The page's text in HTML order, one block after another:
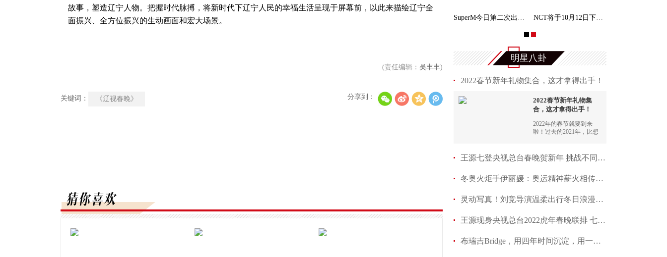
故事，塑造辽宁人物。把握时代脉搏，将新时代下辽宁人民的幸福生活呈现于屏幕前，以此来描绘辽宁全
面振兴、全方位振兴的生动画面和宏大场景。
(责任编辑： 吴丰丰)
关键词： 《辽视春晚》 分享到：
NCT 127日本迷你专辑《LOVEHOLIC》荣登Oricon专 SuperM今日第二次出演美国《The Ellen Show》引
明星八卦
2022春节新年礼物集合，这才拿得出手！
2022春节新年礼物集
合，这才拿得出手！
2022年的春节就要到来
啦！过去的2021年，比想
王源七登央视总台春晚贺新年 挑战不同领域“青
冬奥火炬手伊丽媛：奥运精神薪火相传，中国文艺事业
灵动写真！刘竞导演温柔出行冬日浪漫氛围拉满
王源现身央视总台2022虎年春晚联排 七次受邀引
布瑞吉Bridge，用四年时间沉淀，用一年时间蜕变